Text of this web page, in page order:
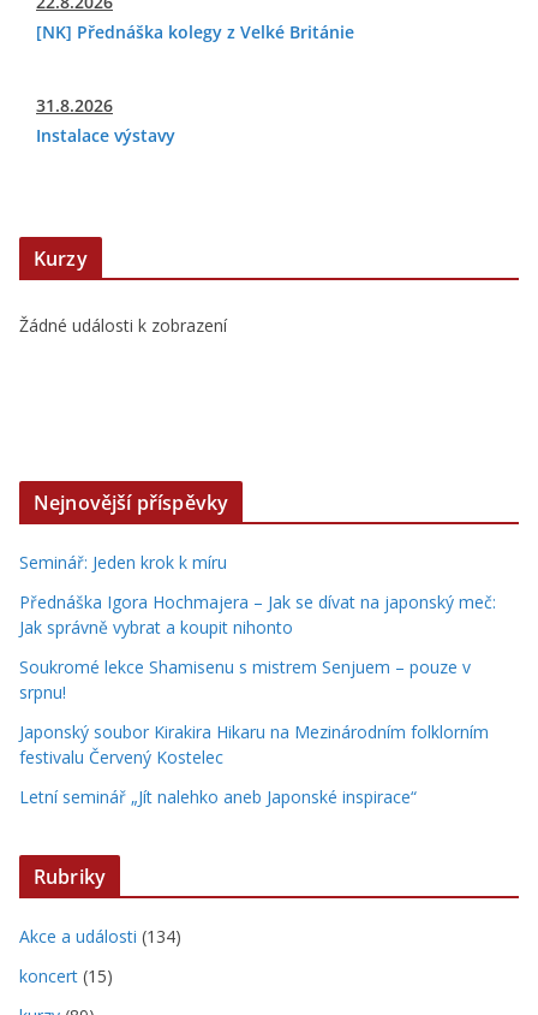
[NK] Přednáška kolegy z Velké Británie
31.8.2026
Instalace výstavy
Kurzy
Žádné události k zobrazení
Nejnovější příspěvky
Seminář: Jeden krok k míru
Přednáška Igora Hochmajera – Jak se dívat na japonský meč:
Jak správně vybrat a koupit nihonto
Soukromé lekce Shamisenu s mistrem Senjuem – pouze v
srpnu!
Japonský soubor Kirakira Hikaru na Mezinárodním folklorním
festivalu Červený Kostelec
Letní seminář „Jít nalehko aneb Japonské inspirace“
Rubriky
Akce a události (134)
koncert (15)